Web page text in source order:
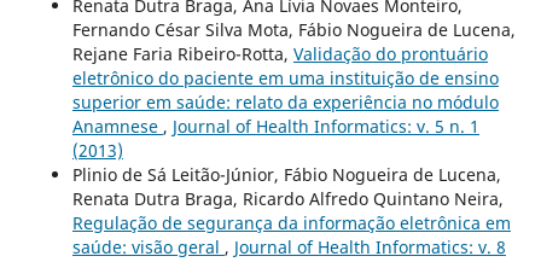
Renata Dutra Braga, Ana Lívia Novaes Monteiro,
Fernando César Silva Mota, Fábio Nogueira de Lucena,
Rejane Faria Ribeiro-Rotta, Validação do prontuário
eletrônico do paciente em uma instituição de ensino
superior em saúde: relato da experiência no módulo
Anamnese , Journal of Health Informatics: v. 5 n. 1
(2013)
Plinio de Sá Leitão-Júnior, Fábio Nogueira de Lucena,
Renata Dutra Braga, Ricardo Alfredo Quintano Neira,
Regulação de segurança da informação eletrônica em
saúde: visão geral , Journal of Health Informatics: v. 8